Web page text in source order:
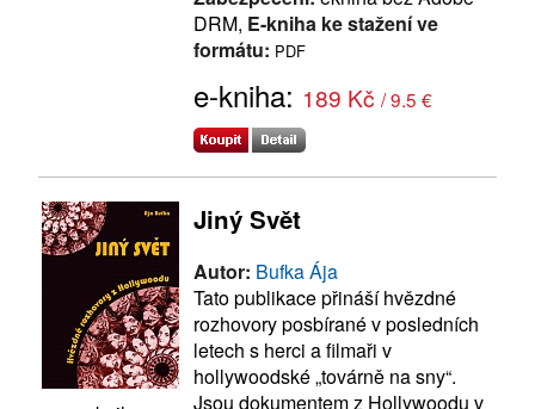
DRM, E-kniha ke stažení ve
formátu: PDF
e-kniha: 189 Kč / 9.5 €
Jiný Svět
Autor: Bufka Ája
Tato publikace přináší hvězdné
rozhovory posbírané v posledních
letech s herci a filmaři v
hollywoodské „továrně na sny“.
Jsou dokumentem z Hollywoodu v